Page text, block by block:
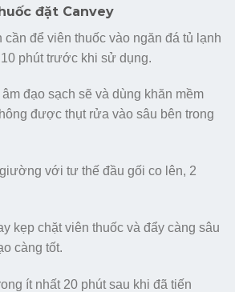
đặt Canvey
để viên thuốc vào ngăn đá tủ lạnh
phút trước khi sử dụng.
đạo sạch sẽ và dùng khăn mềm
được thụt rửa vào sâu bên trong
với tư thế đầu gối co lên, 2
kẹp chặt viên thuốc và đẩy càng sâu
càng tốt.
ít nhất 20 phút sau khi đã tiến